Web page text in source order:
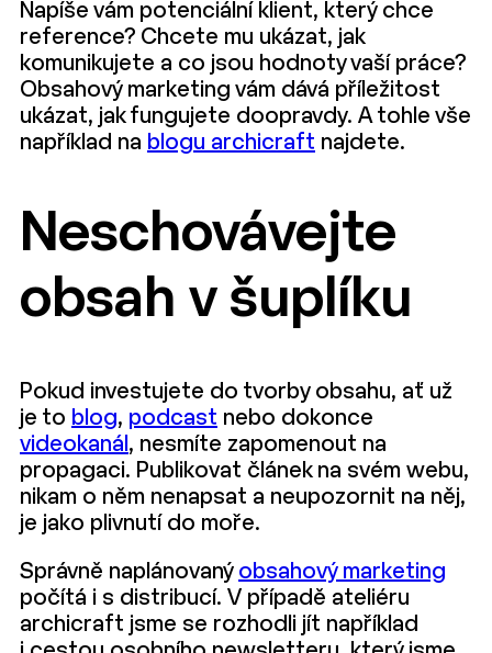
Napíše vám potenciální klient, který chce
reference? Chcete mu ukázat, jak
komunikujete a co jsou hodnoty vaší práce?
Obsahový marketing vám dává příležitost
ukázat, jak fungujete doopravdy. A tohle vše
například na blogu archicraft najdete.
Neschovávejte
obsah v šuplíku
Pokud investujete do tvorby obsahu, ať už
je to blog, podcast nebo dokonce
videokanál , nesmíte zapomenout na
propagaci. Publikovat článek na svém webu,
nikam o něm nenapsat a neupozornit na něj,
je jako plivnutí do moře.
Správně naplánovaný obsahový marketing
počítá i s distribucí. V případě ateliéru
archicraft jsme se rozhodli jít například